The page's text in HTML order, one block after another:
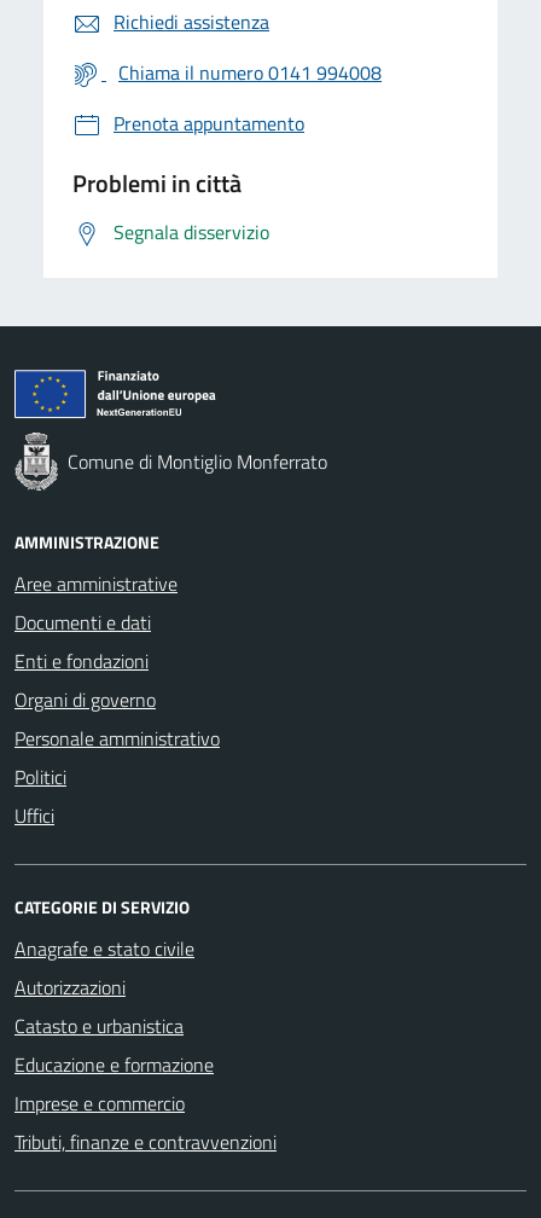
Richiedi assistenza
Chiama il numero 0141 994008
Prenota appuntamento
Problemi in città
Segnala disservizio
Comune di Montiglio Monferrato
AMMINISTRAZIONE
Aree amministrative
Documenti e dati
Enti e fondazioni
Organi di governo
Personale amministrativo
Politici
Uffici
CATEGORIE DI SERVIZIO
Anagrafe e stato civile
Autorizzazioni
Catasto e urbanistica
Educazione e formazione
Imprese e commercio
Tributi, finanze e contravvenzioni